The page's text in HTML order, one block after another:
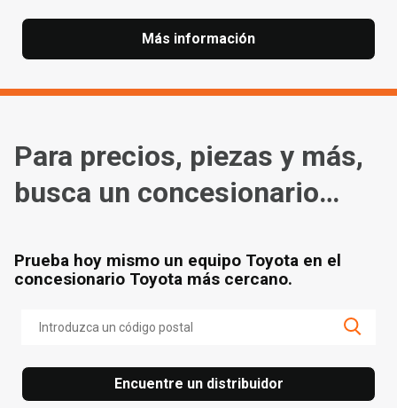
Más información
Para precios, piezas y más,
busca un concesionario
Prueba hoy mismo un equipo Toyota en el
concesionario Toyota más cercano.
Encuentre un distribuidor